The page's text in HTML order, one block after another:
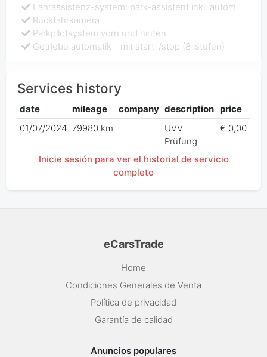
Fahrassistenz-system: park-assistent inkl. autom.
Rückfahrkamera
Parkpilotsystem vorn und hinten
Getriebe automatik - mit start-/stop (8-stufen)
Services history
date mileage company description price
01/07/2024 79980 km
UVV
Prüfung
€ 0,00
Inicie sesión para ver el historial de servicio
completo
eCarsTrade
Home
Condiciones Generales de Venta
Política de privacidad
Garantía de calidad
Anuncios populares